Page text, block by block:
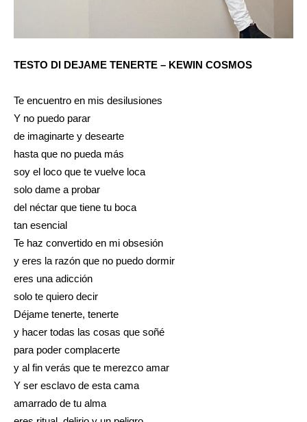
TESTO DI DEJAME TENERTE – KEWIN COSMOS
Te encuentro en mis desilusiones
Y no puedo parar
de imaginarte y desearte
hasta que no pueda más
soy el loco que te vuelve loca
solo dame a probar
del néctar que tiene tu boca
tan esencial
Te haz convertido en mi obsesión
y eres la razón que no puedo dormir
eres una adicción
solo te quiero decir
Déjame tenerte, tenerte
y hacer todas las cosas que soñé
para poder complacerte
y al fin verás que te merezco amar
Y ser esclavo de esta cama
amarrado de tu alma